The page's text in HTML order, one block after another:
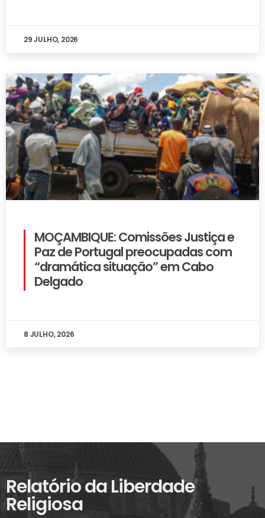
29 JULHO, 2026
MOÇAMBIQUE: Comissões Justiça e
Paz de Portugal preocupadas com
“dramática situação” em Cabo
Delgado
8 JULHO, 2026
Relatório da Liberdade
Religiosa